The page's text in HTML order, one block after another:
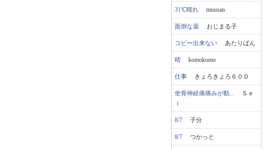
31℃晴れ muusan
面倒な薬 おじまる子
コピー出来ない あたりばん
晴 komokomo
仕事 きょろきょろ６０Ｄ
坐骨神経痛痛みが動...
Ｓｅ
ｉ
8/7 子分
8/7 つかっと